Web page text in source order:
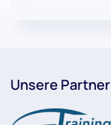
Unsere Partner